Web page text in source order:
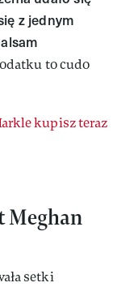
z jednym
to cudo
kupisz teraz
Meghan
setki